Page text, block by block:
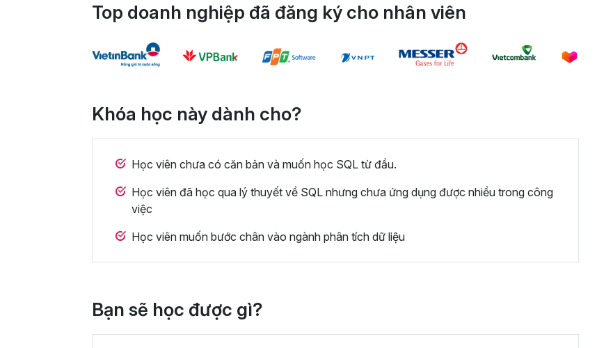
Top doanh nghiệp đã đăng ký cho nhân viên
Khóa học này dành cho?
Học viên chưa có căn bản và muốn học SQL từ đầu.
Học viên đã học qua lý thuyết về SQL nhưng chưa ứng dụng được nhiều trong công
việc
Học viên muốn bước chân vào ngành phân tích dữ liệu
Bạn sẽ học được gì?